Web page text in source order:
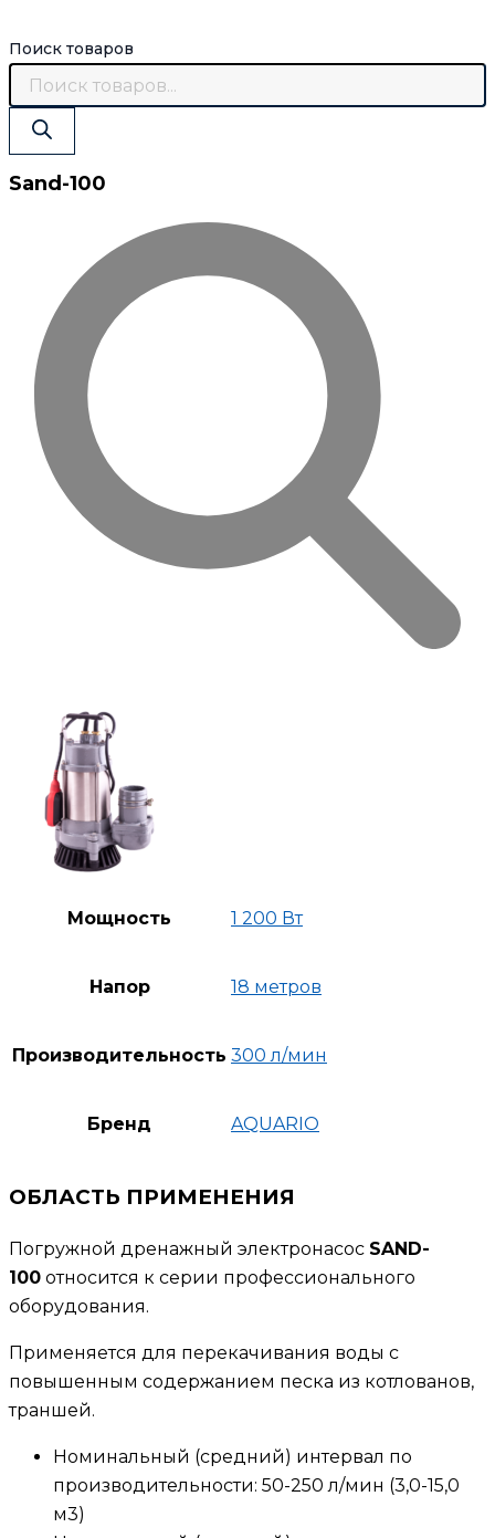
Поиск товаров
Sand-100
Мощность 1 200 Вт
Напор 18 метров
Производительность 300 л/мин
Бренд AQUARIO
ОБЛАСТЬ ПРИМЕНЕНИЯ
Погружной дренажный электронасос SAND-
100 относится к серии профессионального
оборудования.
Применяется для перекачивания воды с
повышенным содержанием песка из котлованов,
траншей.
Номинальный (средний) интервал по
производительности: 50-250 л/мин (3,0-15,0
м3)